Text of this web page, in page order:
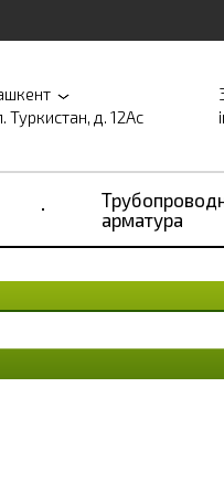
Туркистан, д. 12Ас
арматура